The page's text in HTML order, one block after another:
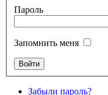
Пароль
Запомнить меня
Забыли пароль?